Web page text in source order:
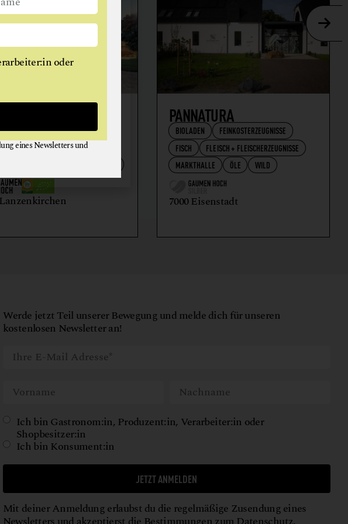
EIPRODUKTE
GEMÜSE
PANNATURA
BIOLADEN
FEINKOSTERZEUGNISSE
FISCH
FLEISCH + FLEISCHERZEUGNISSE
MARKTHALLE
ÖLE WILD
7000 Eisenstadt
Werde jetzt Teil unserer Bewegung und melde dich für unseren
kostenlosen Newsletter an!
Ich bin Gastronom:in, Produzent:in, Verarbeiter:in oder
Shopbesitzer:in
Ich bin Konsument:in
JETZT ANMELDEN
Mit deiner Anmeldung erlaubst du die regelmäßige Zusendung eines
oder
eines Newsletters und